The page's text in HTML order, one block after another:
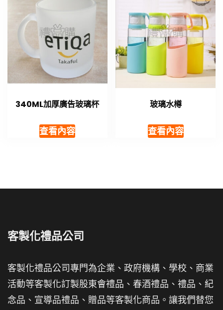
340ML加厚廣告玻璃杯
查看內容
玻璃水樽
查看內容
客製化禮品公司
客製化禮品公司專門為企業、政府機構、學校、商業
活動等客製化訂製股東會禮品、春酒禮品、禮品、紀
念品、宣導品禮品、贈品等客製化商品。讓我們替您